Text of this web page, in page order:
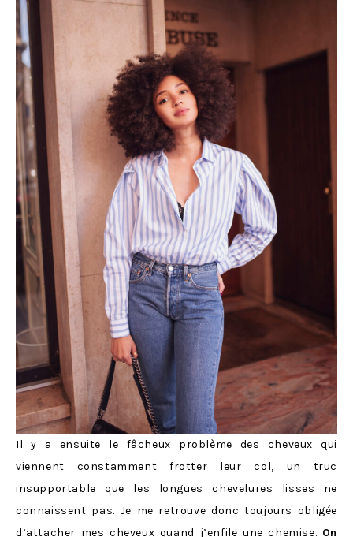
Il y a ensuite le fâcheux problème des cheveux qui
viennent constamment frotter leur col, un truc
insupportable que les longues chevelures lisses ne
connaissent pas. Je me retrouve donc toujours obligée
d’attacher mes cheveux quand j’enfile une chemise. On